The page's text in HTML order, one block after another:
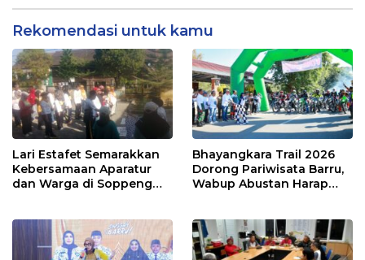
Rekomendasi untuk kamu
Lari Estafet Semarakkan
Kebersamaan Aparatur
dan Warga di Soppeng
Bhayangkara Trail 2026
Dorong Pariwisata Barru,
Wabup Abustan Harap